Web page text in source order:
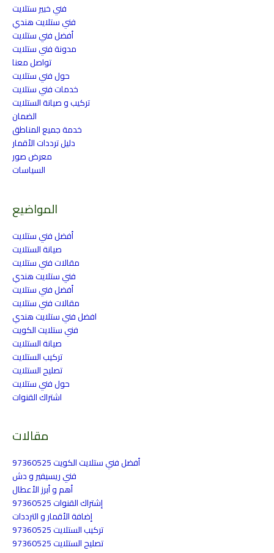
فني خبير ستلايت
فني ستلايت هندي
أفضل فني ستلايت
مدونة فني ستلايت
تواصل معنا
حول فني ستلايت
خدمات فني ستلايت
تركيب و صيانة الستلايت
الضمان
خدمة جميع المناطق
دليل ترددات الأقمار
معرض صور
السياسات
المواضيع
أفضل فني ستلايت
صيانة الستلايت
مقالات فني ستلايت
فني ستلايت هندي
أفضل فني ستلايت
مقالات فني ستلايت
افضل فني ستلايت هندي
فني ستلايت الكويت
صيانة الستلايت
تركيب الستلايت
تصليح الستلايت
حول فني ستلايت
اشتراك القنوات
مقالات
أفضل فني ستلايت الكويت 97360525
فني ريسيفير و دش
أهم و أبرز الأعطال
إشتراك القنوات 97360525
إضافة الأقمار و الترددات
تركيب الستلايت 97360525
تصليح الستلايت 97360525